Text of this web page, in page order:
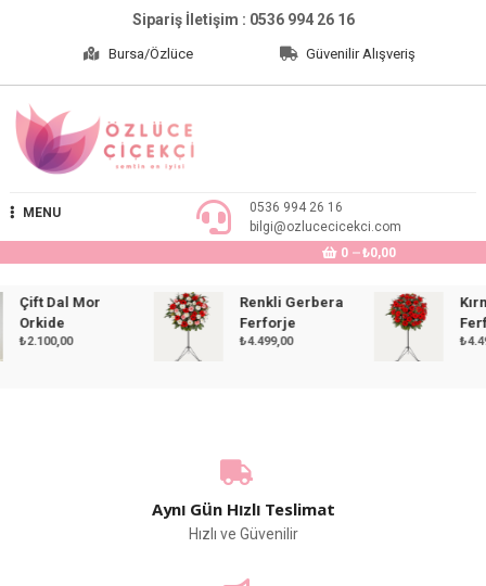
Sipariş İletişim : 0536 994 26 16
Bursa/Özlüce Güvenilir Alışveriş
Özlüce Çiçekçi
MENU
0536 994 26 16
bilgi@ozlucecicekci.com
0
₺0,00
Dal Mor
2.100,00
Renkli Gerbera
Ferforje
4.499,00
Aynı Gün Hızlı Teslimat
Hızlı ve Güvenilir